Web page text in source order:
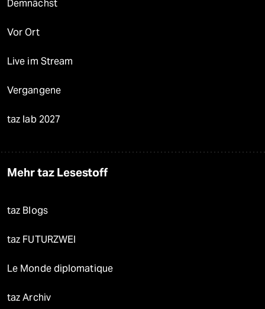
Demnächst
Vor Ort
Live im Stream
Vergangene
taz lab 2027
Mehr taz Lesestoff
taz Blogs
taz FUTURZWEI
Le Monde diplomatique
taz Archiv